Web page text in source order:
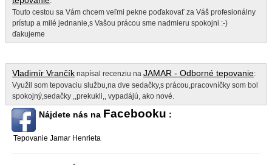
Touto cestou sa Vám chcem veľmi pekne poďakovať za Váš profesionálny
prístup a milé jednanie,s Vašou prácou sme nadmieru spokojni :-)
ďakujeme
Vladimír Vrančík napísal recenziu na JAMAR - Odborné tepovanie:
Využil som tepovaciu službu,na dve sedačky,s prácou,pracovníčky som bol
spokojný,sedačky ,,prekukli,, vypadájú, ako nové.
Nájdete nás na Facebooku :
Tepovanie Jamar Henrieta